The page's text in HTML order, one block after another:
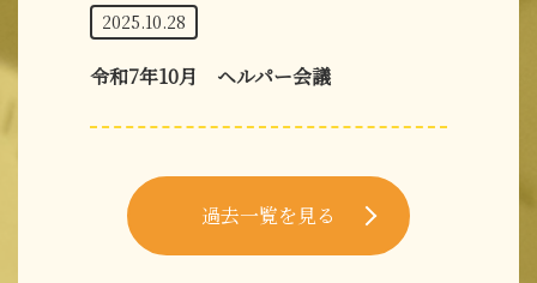
2025.10.28
令和7年10月 ヘルパー会議
過去一覧を見る